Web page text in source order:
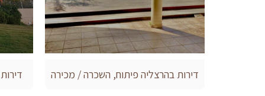
דירות בהרצליה פיתוח, השכרה / מכירה